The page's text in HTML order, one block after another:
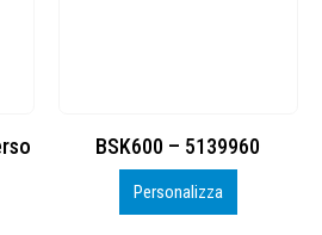
DTF
Personalizza